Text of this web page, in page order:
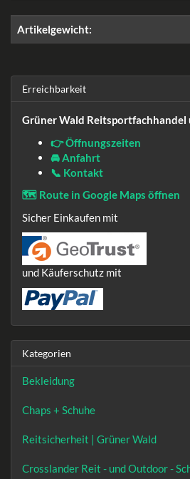
Artikelgewicht:
Erreichbarkeit
Grüner Wald
👉 Öffnungszeiten
🚘 Anfahrt
📞 Kontakt
🗺️ Route in Google Maps öffnen
Sicher Einkaufen mit
und Käuferschutz mit
Kategorien
Bekleidung
Chaps + Schuhe
Reitsicherheit | Grüner Wald
Crosslander Reit - und Outdoor -